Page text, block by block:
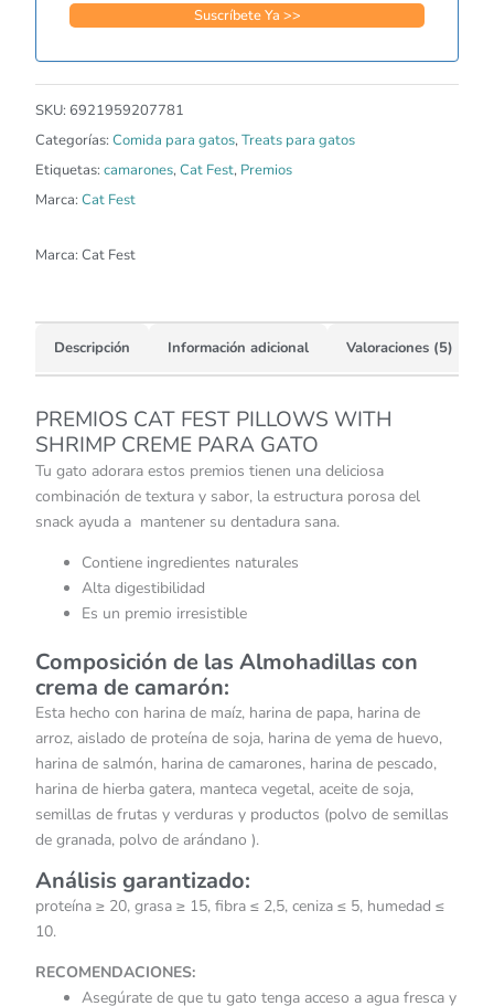
SKU: 6921959207781
Categorías: Comida para gatos,Treats para gatos
Etiquetas: camarones,Cat Fest, Premios
Marca: Cat Fest
Marca: Cat Fest
Descripción Información adicional Valoraciones (5)
PREMIOS CAT FEST PILLOWS WITH
SHRIMP CREME PARA GATO
Tu gato adorara estos premios tienen una deliciosa
combinación de textura y sabor, la estructura porosa del
snack ayuda a mantener su dentadura sana.
Contiene ingredientes naturales
Alta digestibilidad
Es un premio irresistible
Composición de las Almohadillas con
crema de camarón:
Esta hecho con harina de maíz, harina de papa, harina de
arroz, aislado de proteína de soja, harina de yema de huevo,
harina de salmón, harina de camarones, harina de pescado,
harina de hierba gatera, manteca vegetal, aceite de soja,
semillas de frutas y verduras y productos (polvo de semillas
de granada, polvo de arándano ).
Análisis garantizado:
proteína ≥ 20, grasa ≥ 15, fibra ≤ 2,5, ceniza ≤ 5, humedad ≤
10.
RECOMENDACIONES:
Asegúrate de que tu gato tenga acceso a agua fresca y